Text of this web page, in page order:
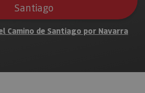
Santiago
Camino de Santiago por Navarra